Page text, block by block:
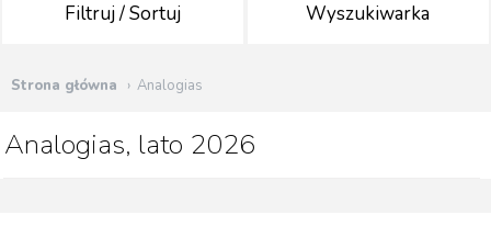
Filtruj / Sortuj Wyszukiwarka
Strona główna Analogias
Analogias, lato 2026